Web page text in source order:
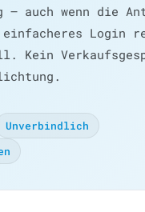
— auch wenn die
Login
Kein
Unverbindlich